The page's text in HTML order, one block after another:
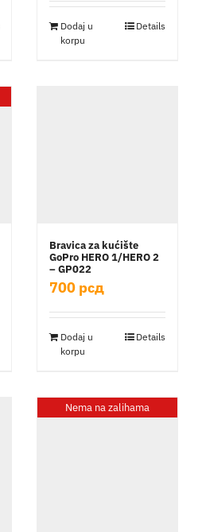
Dodaj u
korpu
Details
Bravica za kućište
GoPro HERO 1/HERO 2
– GP022
700 рсд
Dodaj u
korpu
Details
Nema na zalihama